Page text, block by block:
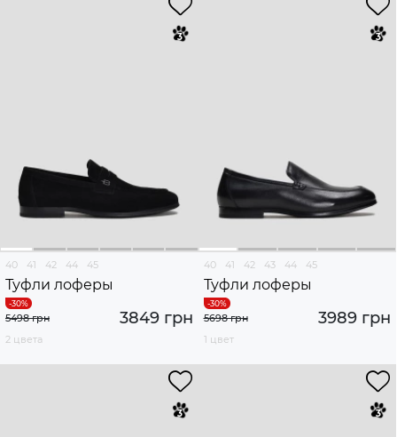
40 41 42 44 45
Туфли лоферы
3849 грн
5498 грн
2 цвета
40 41 42 43 44 45
Туфли лоферы
3989 грн
5698 грн
1 цвет